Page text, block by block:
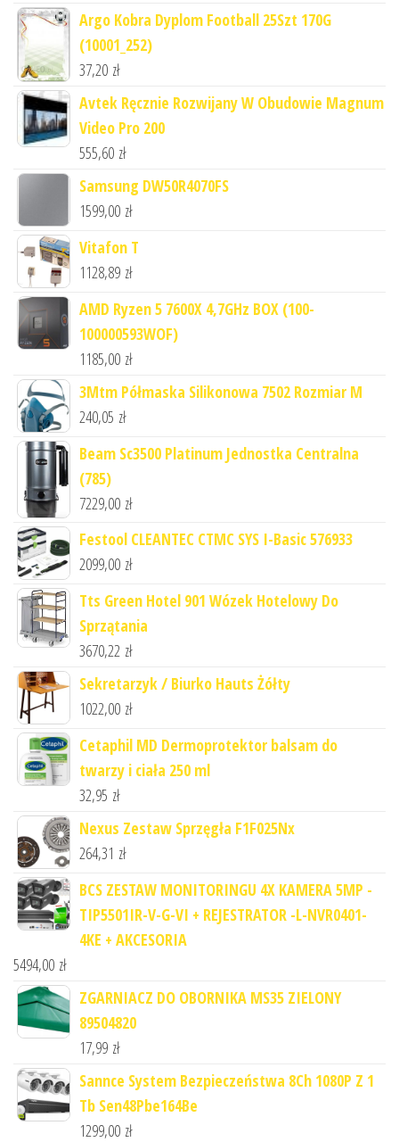
Argo Kobra Dyplom Football 25Szt 170G
(10001_252)
37,20 zł
Avtek Ręcznie Rozwijany W Obudowie Magnum
Video Pro 200
555,60 zł
Samsung DW50R4070FS
1599,00 zł
Vitafon T
1128,89 zł
AMD Ryzen 5 7600X 4,7GHz BOX (100-
100000593WOF)
1185,00 zł
3Mtm Półmaska Silikonowa 7502 Rozmiar M
240,05 zł
Beam Sc3500 Platinum Jednostka Centralna
(785)
7229,00 zł
Festool CLEANTEC CTMC SYS I-Basic 576933
2099,00 zł
Tts Green Hotel 901 Wózek Hotelowy Do
Sprzątania
3670,22 zł
Sekretarzyk / Biurko Hauts Żółty
1022,00 zł
Cetaphil MD Dermoprotektor balsam do
twarzy i ciała 250 ml
32,95 zł
Nexus Zestaw Sprzęgła F1F025Nx
264,31 zł
BCS ZESTAW MONITORINGU 4X KAMERA 5MP -
TIP5501IR-V-G-VI + REJESTRATOR -L-NVR0401-
4KE + AKCESORIA
5494,00 zł
ZGARNIACZ DO OBORNIKA MS35 ZIELONY
89504820
17,99 zł
Sannce System Bezpieczeństwa 8Ch 1080P Z 1
Tb Sen48Pbe164Be
1299,00 zł